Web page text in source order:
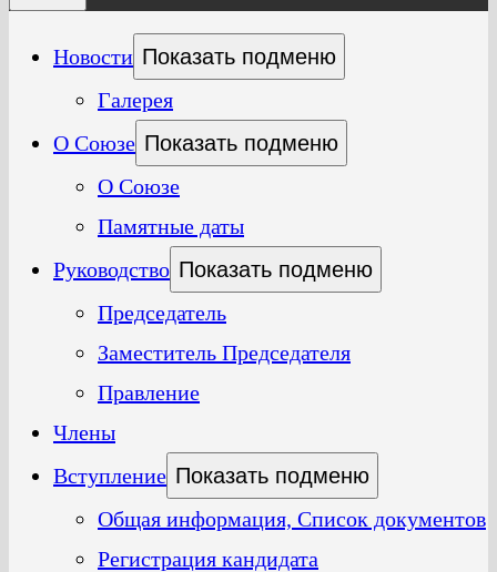
Новости Показать подменю
Галерея
О Союзе Показать подменю
О Союзе
Памятные даты
Руководство Показать подменю
Председатель
Заместитель Председателя
Правление
Члены
Вступление Показать подменю
Общая информация, Список документов
Регистрация кандидата